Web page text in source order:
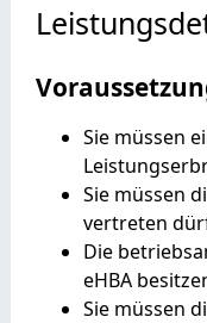
Sie müssen
Sie müssen
vertreten
Die
eHBA
Sie müssen